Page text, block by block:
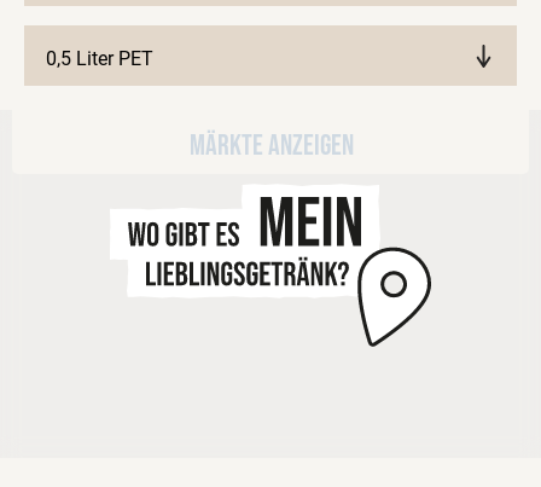
0,5 Liter PET
Märkte anzeigen